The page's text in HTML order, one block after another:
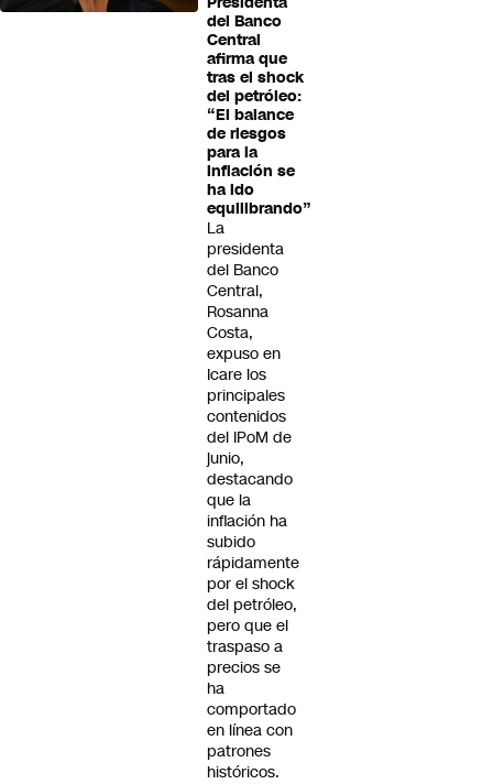
del Banco
Central
afirma que
tras el shock
del petróleo:
“El balance
de riesgos
para la
inflación se
ha ido
equilibrando”
La
presidenta
del Banco
Central,
Rosanna
Costa,
expuso en
Icare los
principales
contenidos
del IPoM de
junio,
destacando
que la
inflación ha
subido
rápidamente
por el shock
del petróleo,
pero que el
traspaso a
precios se
ha
comportado
en línea con
patrones
históricos.